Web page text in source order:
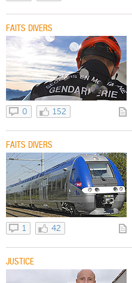
FAITS DIVERS
0 152
FAITS DIVERS
1 42
JUSTICE